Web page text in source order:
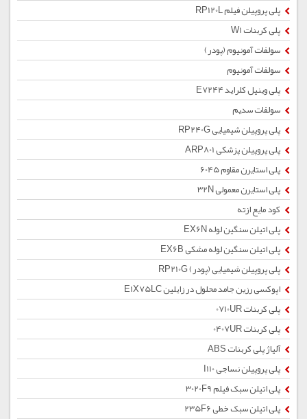
پلی پروپیلن فیلم RP120L
پلی کربنات W1
سولفات آمونیوم (پودر)
سولفات آمونیوم
پلی وینیل کلراید E7244
سولفات سدیم
پلی پروپیلن شیمیایی RP240G
پلی پروپیلن پزشکی ARP801
پلی استایرن مقاوم 6045
پلی استایرن معمولی 32N
کود مایع ازته
پلی اتیلن سنگین لوله EX6N
پلی اتیلن سنگین لوله مشکی EX6B
پلی پروپیلن شیمیایی (پودر) RP210G
اپوکسی رزین جامد محلول در زایلین E1X75LC
پلی کربنات 0710UR
پلی کربنات 0407UR
آلیاژ پلی کربنات ABS
پلی پروپیلن نساجی I110
پلی اتیلن سبک فیلم 3020F9
پلی اتیلن سبک خطی 235F6